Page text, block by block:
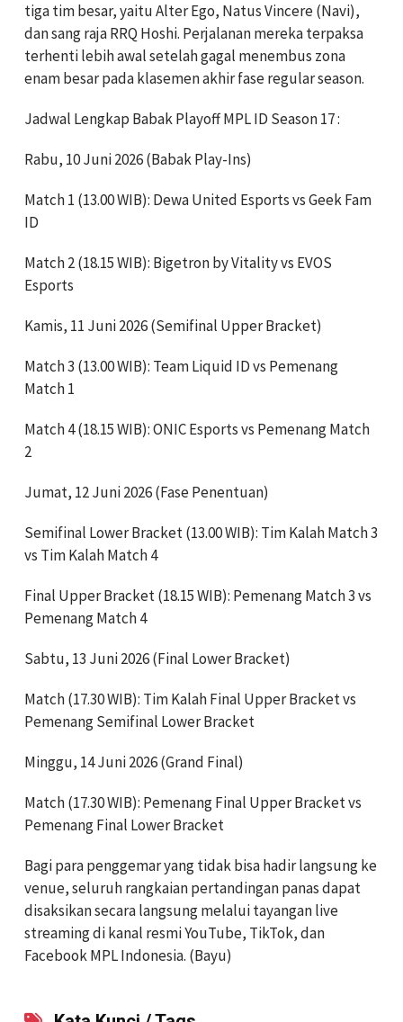
tiga tim besar, yaitu Alter Ego, Natus Vincere (Navi),
dan sang raja RRQ Hoshi. Perjalanan mereka terpaksa
terhenti lebih awal setelah gagal menembus zona
enam besar pada klasemen akhir fase regular season.
Jadwal Lengkap Babak Playoff MPL ID Season 17 :
Rabu, 10 Juni 2026 (Babak Play-Ins)
Match 1 (13.00 WIB): Dewa United Esports vs Geek Fam
ID
Match 2 (18.15 WIB): Bigetron by Vitality vs EVOS
Esports
Kamis, 11 Juni 2026 (Semifinal Upper Bracket)
Match 3 (13.00 WIB): Team Liquid ID vs Pemenang
Match 1
Match 4 (18.15 WIB): ONIC Esports vs Pemenang Match
2
Jumat, 12 Juni 2026 (Fase Penentuan)
Semifinal Lower Bracket (13.00 WIB): Tim Kalah Match 3
vs Tim Kalah Match 4
Final Upper Bracket (18.15 WIB): Pemenang Match 3 vs
Pemenang Match 4
Sabtu, 13 Juni 2026 (Final Lower Bracket)
Match (17.30 WIB): Tim Kalah Final Upper Bracket vs
Pemenang Semifinal Lower Bracket
Minggu, 14 Juni 2026 (Grand Final)
Match (17.30 WIB): Pemenang Final Upper Bracket vs
Pemenang Final Lower Bracket
Bagi para penggemar yang tidak bisa hadir langsung ke
venue, seluruh rangkaian pertandingan panas dapat
disaksikan secara langsung melalui tayangan live
streaming di kanal resmi YouTube, TikTok, dan
Facebook MPL Indonesia. (Bayu)